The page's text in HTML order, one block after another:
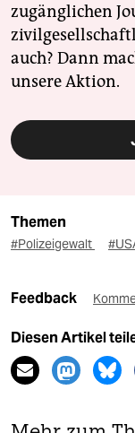
zugänglichen
auch? Dann
unsere Aktion.
Themen
#Polizeigewalt
Feedback
Diesen Artikel